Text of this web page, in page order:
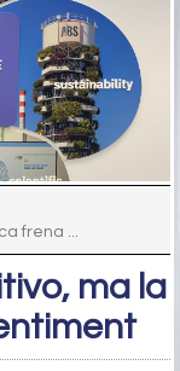
frena ...
ma la